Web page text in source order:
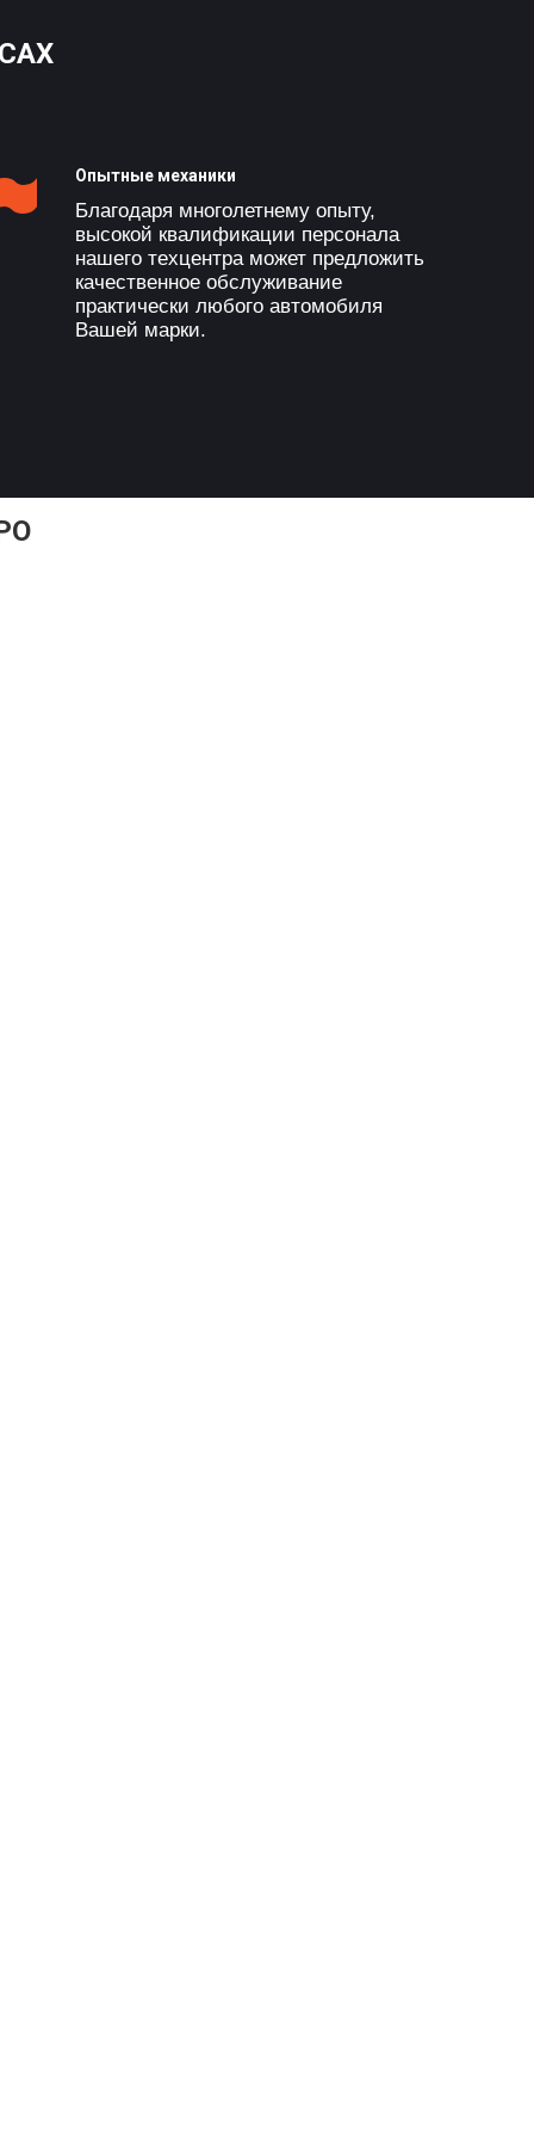
Опытные механики
Благодаря многолетнему опыту,
высокой квалификации персонала
нашего техцентра может предложить
качественное обслуживание
практически любого автомобиля
Вашей марки.